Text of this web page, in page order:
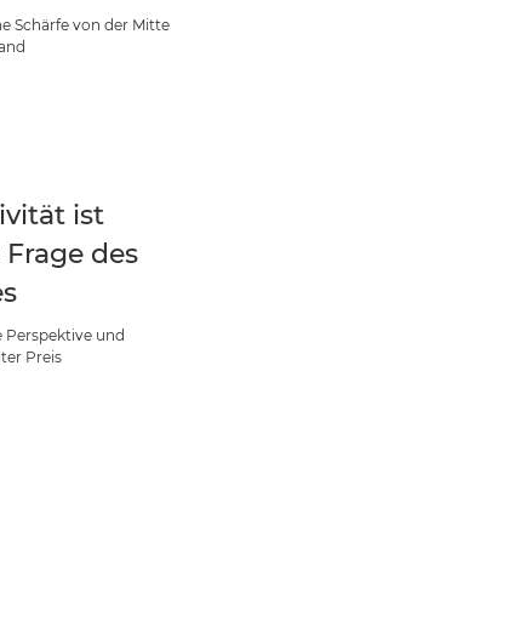
Schärfe von der Mitte
ist
Frage des
Perspektive und
Preis